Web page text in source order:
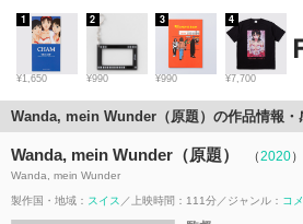
¥1,650
1
¥990
2
¥990
3
¥7,700
4
Wanda, mein Wunder（原題）の作品情報・
Wanda, mein Wunder（原題） （2020）
Wanda, mein Wunder
製作国・地域： スイス 上映時間：111分 ジャンル： コ